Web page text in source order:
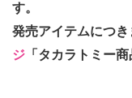
す。
発売アイテムにつき
ジ 「タカラトミー